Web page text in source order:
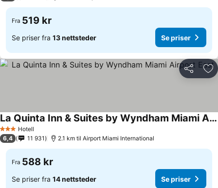
Fra 519 kr
Se priser fra 13 nettsteder Se priser
Del
3 StjernerHotell
La Quinta Inn & Suites by Wyndham Miami Airport East
6,4 11 931 2.1 km til Airport Miami International
Fra 588 kr
Se priser fra 14 nettsteder Se priser